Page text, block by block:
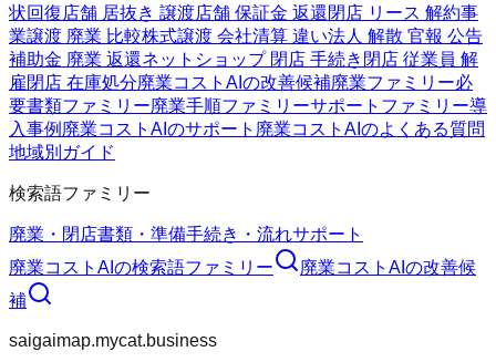
状回復店舗 居抜き 譲渡店舗 保証金 返還閉店 リース 解約事
業譲渡 廃業 比較株式譲渡 会社清算 違い法人 解散 官報 公告
補助金 廃業 返還ネットショップ 閉店 手続き 閉店 従業員 解
雇閉店 在庫処分廃業コストAIの改善候補廃業ファミリー必
要書類ファミリー廃業手順ファミリーサポートファミリー導
入事例 廃業コストAIのサポート 廃業コストAIのよくある質問
地域別ガイド
検索語ファミリー
廃業・閉店書類・準備手続き・流れサポート
廃業コストAI の検索語ファミリー 廃業コストAI の改善候
補
saigaimap.mycat.business